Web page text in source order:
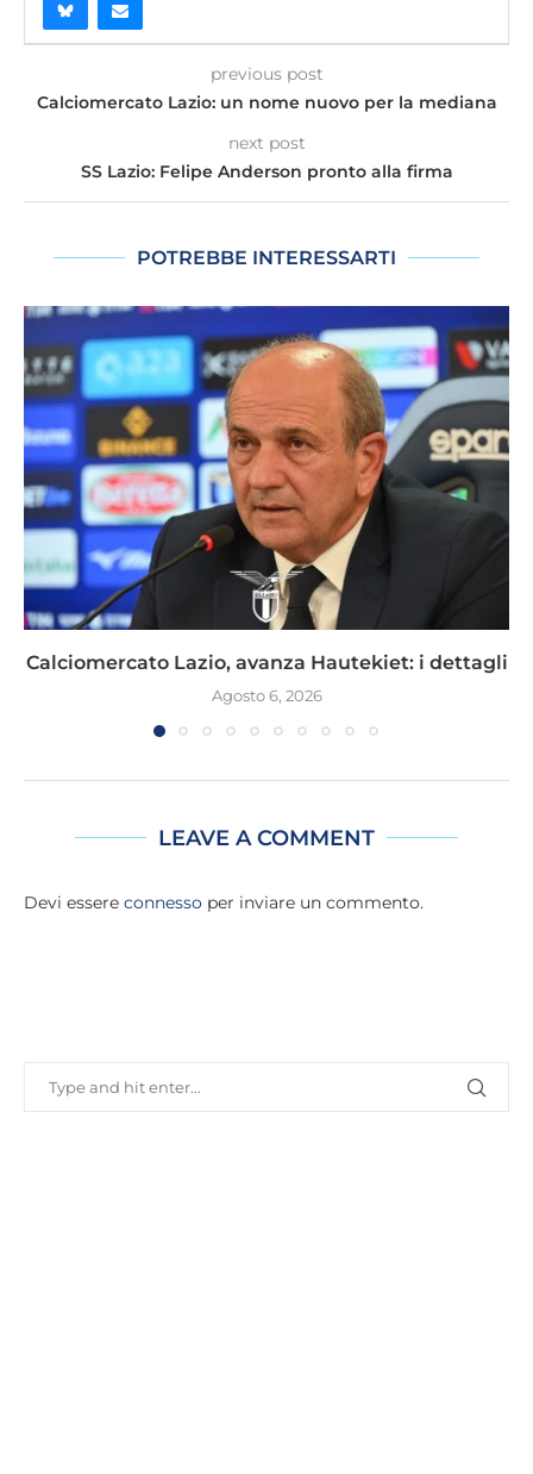
previous post
Calciomercato Lazio: un nome nuovo per la mediana
next post
SS Lazio: Felipe Anderson pronto alla firma
POTREBBE INTERESSARTI
Calciomercato Lazio, avanza Hautekiet: i dettagli
Agosto 6, 2026
LEAVE A COMMENT
Devi essere connesso per inviare un commento.